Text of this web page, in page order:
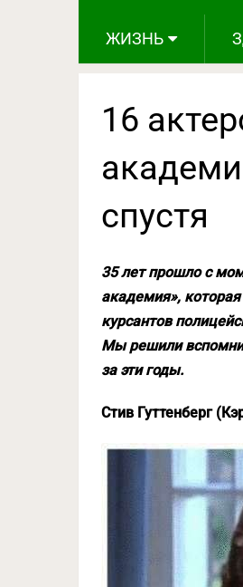
ЖИЗНЬ
16
спустя
35 лет прошло с
академия»,
курсантов
Мы решили
за эти годы.
Стив Гуттенберг